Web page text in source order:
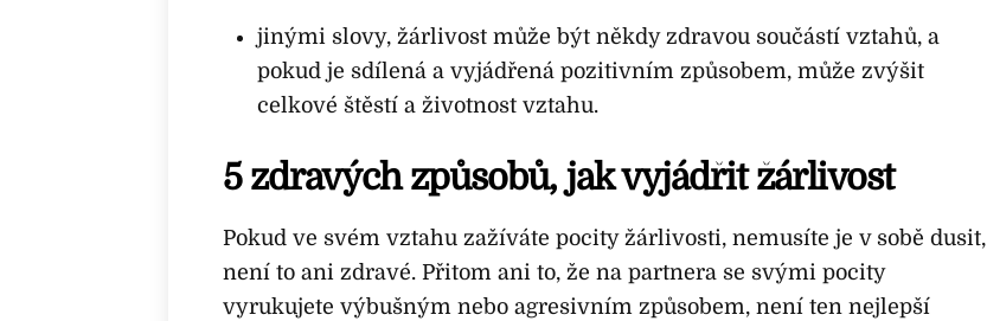
jinými slovy, žárlivost může být někdy zdravou součástí vztahů, a
pokud je sdílená a vyjádřená pozitivním způsobem, může zvýšit
celkové štěstí a životnost vztahu.
5 zdravých způsobů, jak vyjádřit žárlivost
Pokud ve svém vztahu zažíváte pocity žárlivosti, nemusíte je v sobě dusit,
není to ani zdravé. Přitom ani to, že na partnera se svými pocity
vyrukujete výbušným nebo agresivním způsobem, není ten nejlepší